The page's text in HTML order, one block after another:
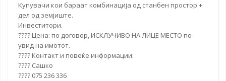
Купувачи кои бараат комбинација од станбен простор +
дел од земјиште.
Инвеститори.
???? Цена: по договор, ИСКЛУЧИВО НА ЛИЦЕ МЕСТО по
увид на имотот.
???? Контакт и повеќе информации:
???? Сашко
???? 075 236 336